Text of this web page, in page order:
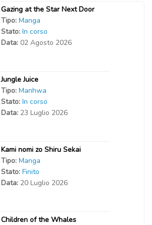
Gazing at the Star Next Door
Tipo: Manga
Stato: In corso
Data: 02 Agosto 2026
Jungle Juice
Tipo: Manhwa
Stato: In corso
Data: 23 Luglio 2026
Kami nomi zo Shiru Sekai
Tipo: Manga
Stato: Finito
Data: 20 Luglio 2026
Children of the Whales